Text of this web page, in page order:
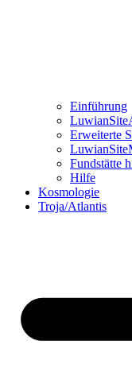
Einführung
Erweiterte
Fundstätte
Hilfe
Kosmologie
Troja/Atlantis